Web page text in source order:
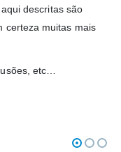
descritas são
certeza muitas mais
etc…